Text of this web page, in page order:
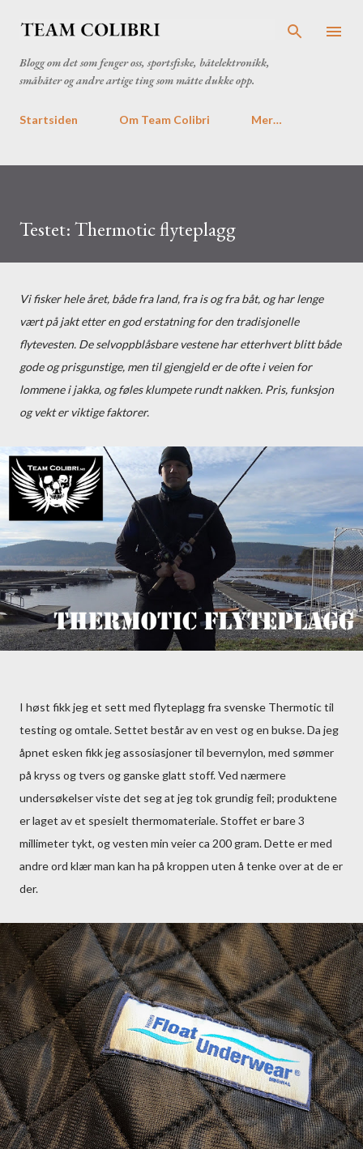
Blogg om det som fenger oss, sportsfiske, båtelektronikk,
småbåter og andre artige ting som måtte dukke opp.
Startsiden Om Team Colibri Mer…
Testet: Thermotic flyteplagg
Vi fisker hele året, både fra land, fra is og fra båt, og har lenge
vært på jakt etter en god erstatning for den tradisjonelle
flytevesten. De selvoppblåsbare vestene har etterhvert blitt både
gode og prisgunstige, men til gjengjeld er de ofte i veien for
lommene i jakka, og føles klumpete rundt nakken. Pris, funksjon
og vekt er viktige faktorer.
I høst fikk jeg et sett med flyteplagg fra svenske Thermotic til
testing og omtale. Settet består av en vest og en bukse. Da jeg
åpnet esken fikk jeg assosiasjoner til bevernylon, med sømmer
på kryss og tvers og ganske glatt stoff. Ved nærmere
undersøkelser viste det seg at jeg tok grundig feil; produktene
er laget av et spesielt thermomateriale. Stoffet er bare 3
millimeter tykt, og vesten min veier ca 200 gram. Dette er med
andre ord klær man kan ha på kroppen uten å tenke over at de er
der.